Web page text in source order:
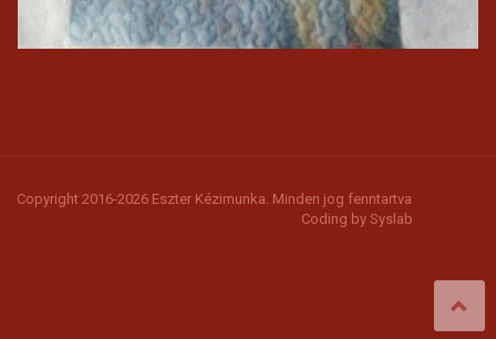
Copyright 2016-2026 Eszter Kézimunka. Minden jog fenntartva
Coding by Syslab